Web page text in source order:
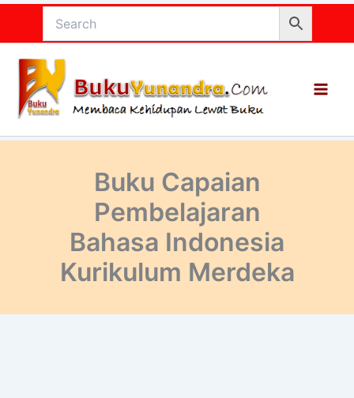
konten
Buku Capaian
Pembelajaran
Bahasa Indonesia
Kurikulum Merdeka